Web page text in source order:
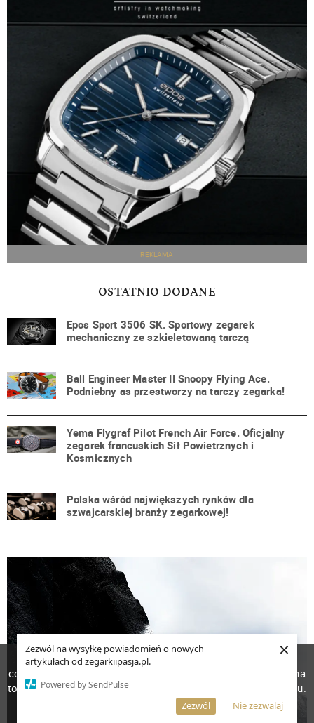
Zezwól na wysyłkę powiadomień o nowych
artykułach od zegarkiipasja.pl.
Powered by SendPulse
Nie zezwalaj
Zezwól
×
REKLAMA
OSTATNIO DODANE
Epos Sport 3506 SK. Sportowy zegarek
mechaniczny ze szkieletowaną tarczą
Ball Engineer Master II Snoopy Flying Ace.
Podniebny as przestworzy na tarczy zegarka!
Yema Flygraf Pilot French Air Force. Oficjalny
zegarek francuskich Sił Powietrznych i
Kosmicznych
Polska wśród największych rynków dla
szwajcarskiej branży zegarkowej!
W celu poprawienia jakości usług korzystamy z plików
cookies. Pozostanie na stronie oznacza, iż wyrażasz zgodę na
to, że pliki cookies będą przechowywane w Twoim urządzeniu.
Więcej informacji